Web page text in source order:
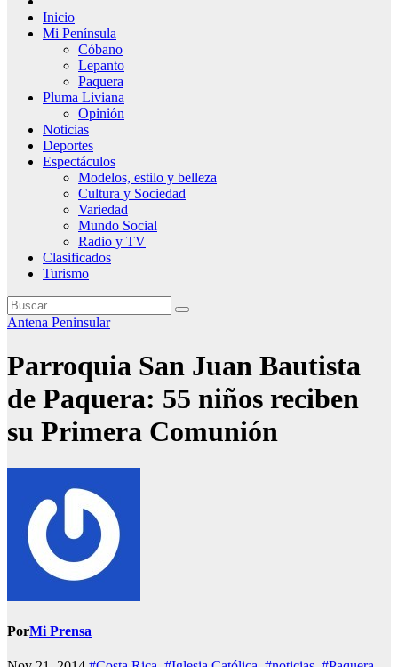
Inicio
Mi Península
Cóbano
Lepanto
Paquera
Pluma Liviana
Opinión
Noticias
Deportes
Espectáculos
Modelos, estilo y belleza
Cultura y Sociedad
Variedad
Mundo Social
Radio y TV
Clasificados
Turismo
Antena Peninsular
Parroquia San Juan Bautista
de Paquera: 55 niños reciben
su Primera Comunión
PorMi Prensa